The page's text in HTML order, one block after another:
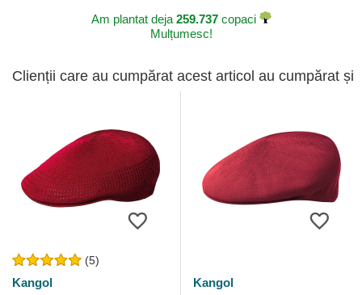
Am plantat deja 259.737copaci
Mulțumesc!
Clienții care au cumpărat acest articol au cumpărat și
(5)
Kangol
Kangol